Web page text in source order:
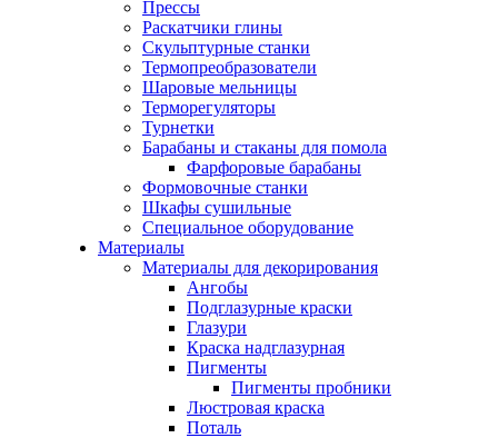
Прессы
Раскатчики глины
Скульптурные станки
Термопреобразователи
Шаровые мельницы
Терморегуляторы
Турнетки
Барабаны и стаканы для помола
Фарфоровые барабаны
Формовочные станки
Шкафы сушильные
Специальное оборудование
Материалы
Материалы для декорирования
Ангобы
Подглазурные краски
Глазури
Краска надглазурная
Пигменты
Пигменты пробники
Люстровая краска
Поталь